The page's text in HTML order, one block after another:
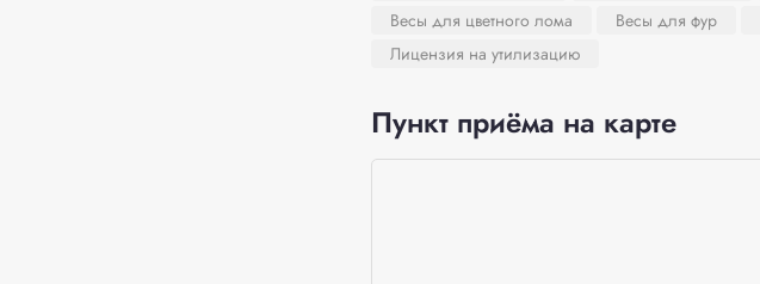
Весы для цветного лома
Весы для фур
Лицензия на утилизацию
Пункт приёма на карте